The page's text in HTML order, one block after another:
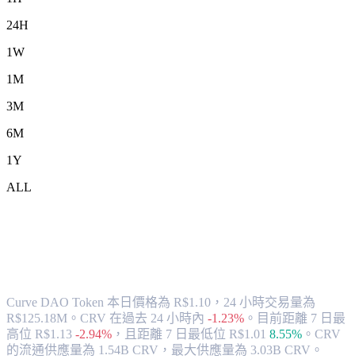
24H
1W
1M
3M
6M
1Y
ALL
Curve DAO Token 本日價格為 R$1.10，24 小時交易量為
R$125.18M。CRV 在過去 24 小時內 -1.23% 。 目前距離 7 日最
高位 R$1.13 -2.94% ， 且距離 7 日最低位 R$1.01 8.55% 。 CRV
的流通供應量為 1.54B CRV，最大供應量為 3.03B CRV。